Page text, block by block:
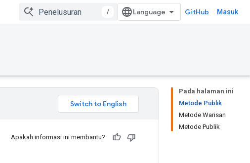
/ GitHub Masuk
Pada halaman ini
Metode Publik
Metode Warisan
Metode Publik
Apakah informasi ini membantu?